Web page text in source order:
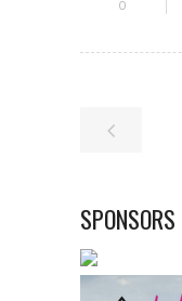
0
SPONSORS